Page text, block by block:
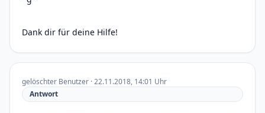
Dank dir für deine Hilfe!
gelöschter Benutzer · 22.11.2018, 14:01 Uhr
Antwort